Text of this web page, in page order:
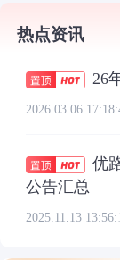
热点资讯
26
2026.03.06
优
公告汇总
2025.11.13